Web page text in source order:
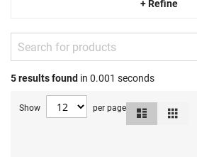
+ Refine
5results found in 0.001 seconds
Show per page View